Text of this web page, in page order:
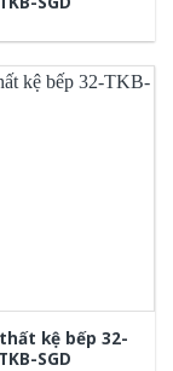
kệ bếp 32-
TKB-SGD